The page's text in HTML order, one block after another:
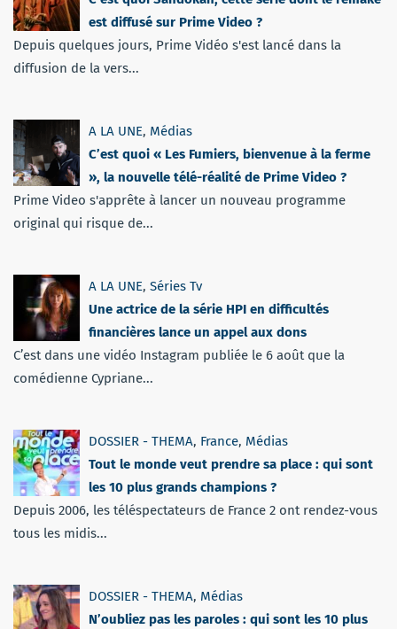
est diffusé sur Prime Video ?
Depuis quelques jours, Prime Vidéo s'est lancé dans la
diffusion de la vers...
A LA UNE, Médias
C’est quoi « Les Fumiers, bienvenue à la ferme
», la nouvelle télé-réalité de Prime Video ?
Prime Video s'apprête à lancer un nouveau programme
original qui risque de...
A LA UNE, Séries Tv
Une actrice de la série HPI en difficultés
financières lance un appel aux dons
C’est dans une vidéo Instagram publiée le 6 août que la
comédienne Cypriane...
DOSSIER - THEMA, France, Médias
Tout le monde veut prendre sa place : qui sont
les 10 plus grands champions ?
Depuis 2006, les téléspectateurs de France 2 ont rendez-vous
tous les midis...
DOSSIER - THEMA, Médias
N’oubliez pas les paroles : qui sont les 10 plus